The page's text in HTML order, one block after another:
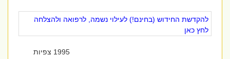
להקדשת החידוש (בחינם!) לעילוי נשמה, לרפואה ולהצלחה
לחץ כאן
1995 צפיות